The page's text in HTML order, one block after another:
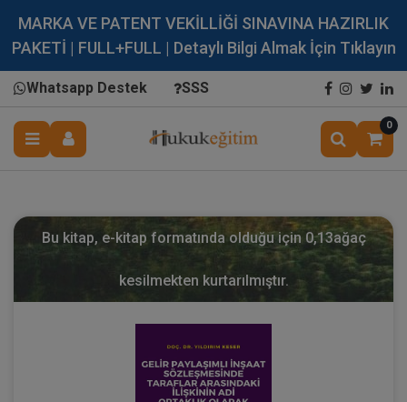
MARKA VE PATENT VEKİLLİĞİ SINAVINA HAZIRLIK
PAKETİ | FULL+FULL | Detaylı Bilgi Almak İçin Tıklayın
Whatsapp Destek SSS
0
Bu kitap, e-kitap formatında olduğu için 0,13ağaç
kesilmekten kurtarılmıştır.